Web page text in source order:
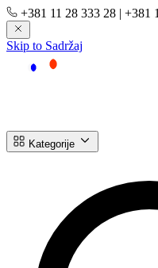
+381 11 28 333 28 | +381
Skip to Sadržaj
Kategorije